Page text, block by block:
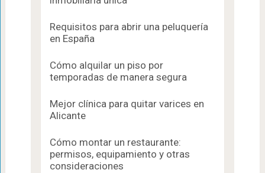
Requisitos para abrir una peluquería
en España
Cómo alquilar un piso por
temporadas de manera segura
Mejor clínica para quitar varices en
Alicante
Cómo montar un restaurante:
permisos, equipamiento y otras
consideraciones